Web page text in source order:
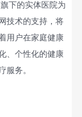
下的实体医院为
技术的支持，将
用户在家庭健康
、个性化的健康
服务。